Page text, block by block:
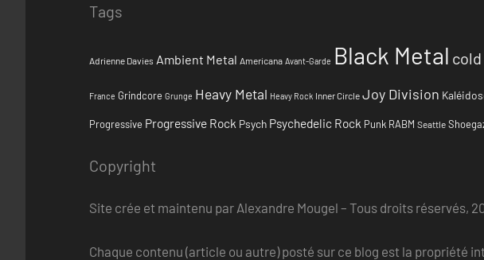
Tags
Adrienne Davies Ambient Metal Americana Avant-Garde Black Metal
France Grindcore Grunge Heavy Metal Heavy Rock Inner Circle Joy Division
Progressive Progressive Rock Psych Psychedelic Rock Punk RABM Seattle
Copyright
Site crée et maintenu par Alexandre Mougel – Tous droits réservés,
Chaque contenu (article ou autre) posté sur ce blog est la propriété